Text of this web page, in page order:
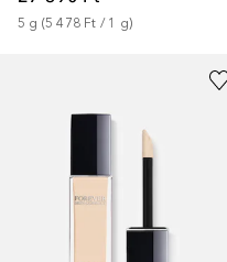
5 g (5 478 Ft / 1 g)
+14